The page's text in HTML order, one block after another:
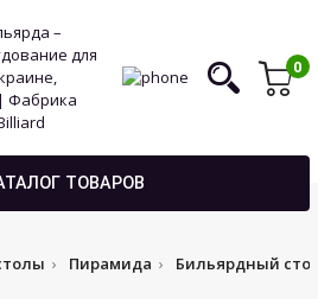
0
ТОВАРОВ
Пирамида Бильярдный